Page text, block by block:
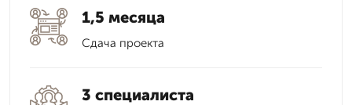
1,5 месяца
Сдача проекта
3 специалиста